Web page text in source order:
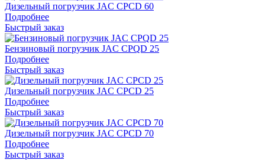
Дизельный погрузчик JAC CPCD 60
Подробнее
Быстрый заказ
Бензиновый погрузчик JAC CPQD 25
Подробнее
Быстрый заказ
Дизельный погрузчик JAC CPCD 25
Подробнее
Быстрый заказ
Дизельный погрузчик JAC CPCD 70
Подробнее
Быстрый заказ